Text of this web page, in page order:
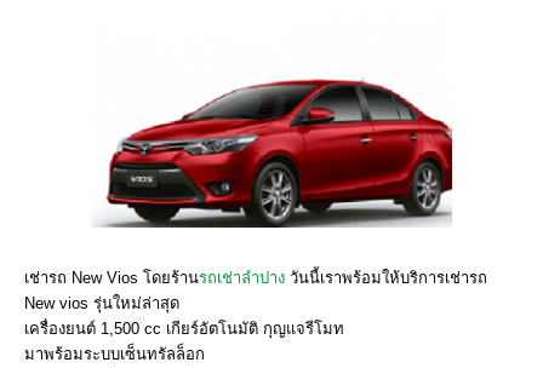
เช่ารถ New Vios โดยร้านรถเช่าลำปาง วันนี้เราพร้อมให้บริการเช่ารถ
New vios รุ่นใหม่ล่าสุด
เครื่องยนต์ 1,500 cc เกียร์อัตโนมัติ กุญแจรีโมท
มาพร้อมระบบเซ็นทรัลล็อก